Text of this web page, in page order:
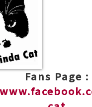
Fans Page :